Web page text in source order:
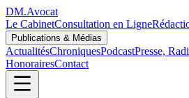
DM.Avocat
Le CabinetConsultation en Ligne
Publications & Médias
ActualitésChroniquesPodcastPresse,
HonorairesContact